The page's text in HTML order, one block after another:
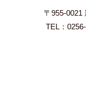
〒955-0021
TEL：